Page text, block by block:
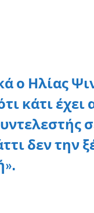
ο Ηλίας
κάτι
δεν την